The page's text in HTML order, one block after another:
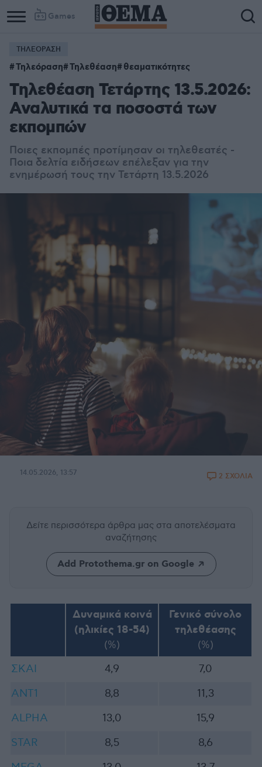
Games
ΤΗΛΕΟΡΑΣΗ
Τηλεόραση Τηλεθέαση θεαματικότητες
Τηλεθέαση Τετάρτης 13.5.2026:
Αναλυτικά τα ποσοστά των
εκπομπών
Ποιες εκπομπές προτίμησαν οι τηλεθεατές -
Ποια δελτία ειδήσεων επέλεξαν για την
ενημέρωσή τους την Τετάρτη 13.5.2026
14.05.2026, 13:57 2 ΣΧΟΛΙΑ
Δείτε περισσότερα άρθρα μας στα αποτελέσματα
αναζήτησης
Add Protothema.gr on Google
Δυναμικά κοινά
(ηλικίες 18-54)
(%)
Γενικό σύνολο
τηλεθέασης
(%)
ΣΚΑΙ
4,9
7,0
ΑΝΤ1
8,8
11,3
ALPHA
13,0
15,9
STAR
8,5
8,6